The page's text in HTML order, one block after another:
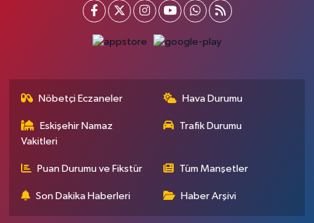
Nöbetçi Eczaneler Hava Durumu
Eskişehir Namaz
Vakitleri
Trafik Durumu
Puan Durumu ve Fikstür Tüm Manşetler
Son Dakika Haberleri Haber Arşivi